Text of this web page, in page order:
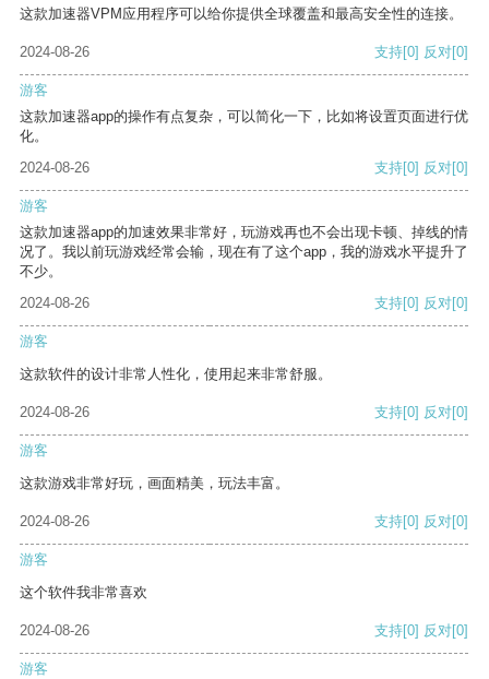
这款加速器VPM应用程序可以给你提供全球覆盖和最高安全性的连接。
2024-08-26 支持[0] 反对[0]
游客
这款加速器app的操作有点复杂，可以简化一下，比如将设置页面进行优
化。
2024-08-26
支持[0] 反对[0]
游客
这款加速器app的加速效果非常好，玩游戏再也不会出现卡顿、掉线的情
况了。我以前玩游戏经常会输，现在有了这个app，我的游戏水平提升了
不少。
2024-08-26
支持[0] 反对[0]
游客
这款软件的设计非常人性化，使用起来非常舒服。
2024-08-26 支持[0] 反对[0]
游客
这款游戏非常好玩，画面精美，玩法丰富。
2024-08-26 支持[0] 反对[0]
游客
这个软件我非常喜欢
2024-08-26 支持[0] 反对[0]
游客